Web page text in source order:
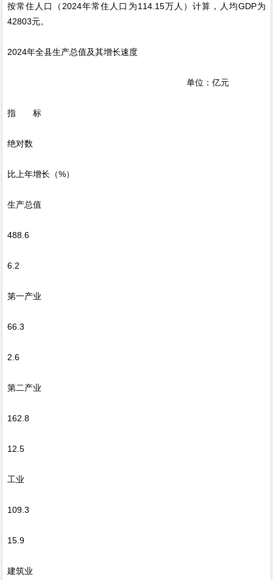
按常住人口（2024年常住人口为114.15万人）计算，人均GDP为
42803元。
2024年全县生产总值及其增长速度
单位：亿元
指 标
绝对数
比上年增长（%）
生产总值
488.6
6.2
第一产业
66.3
2.6
第二产业
162.8
12.5
工业
109.3
15.9
建筑业